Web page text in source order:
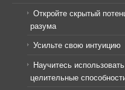
Откройте скрытый
разума
Усильте свою интуицию
Научитесь
целительные